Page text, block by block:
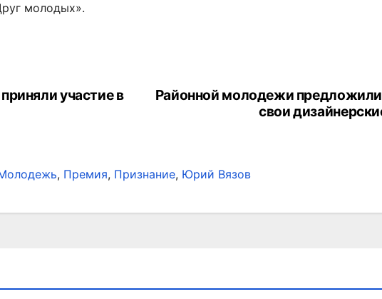
молодых».
Районной молодежи предложили
свои
участие в
, Премия, Признание, Юрий Вязов